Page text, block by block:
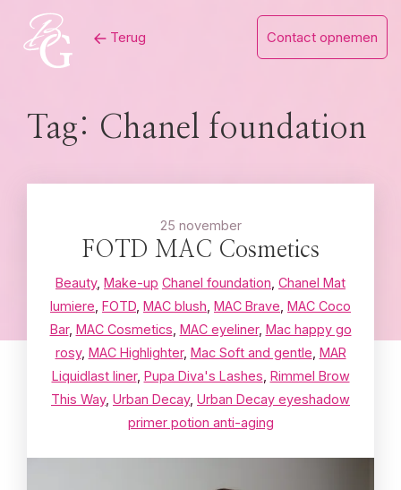
content
Terug Contact opnemen
Tag: Chanel foundation
25 november
FOTD MAC Cosmetics
Beauty, Make-up Chanel foundation Chanel Mat
lumiere FOTD MAC blush MAC Brave MAC Coco
Bar, MAC Cosmetics MAC eyeliner, Mac happy go
rosy, MAC Highlighter, Mac Soft and gentle MAR
Liquidlast liner, Pupa Diva's Lashes Rimmel Brow
This Way, Urban Decay, Urban Decay eyeshadow
primer potion anti-aging